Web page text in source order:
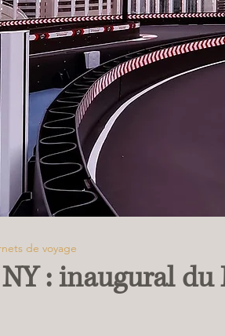
de voyage
: inaugural